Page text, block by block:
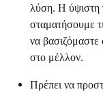
λύση. Η ύψιστη
σταματήσουμε
να βασιζόμαστε
στο μέλλον.
Πρέπει να